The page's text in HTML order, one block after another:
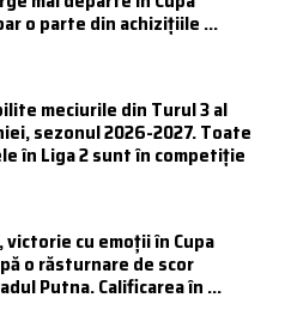
o parte din achizițiile ...
meciurile din Turul 3 al
sezonul 2026-2027. Toate
în Liga 2 sunt în competiție
victorie cu emoții în Cupa
o răsturnare de scor
Putna. Calificarea în ...